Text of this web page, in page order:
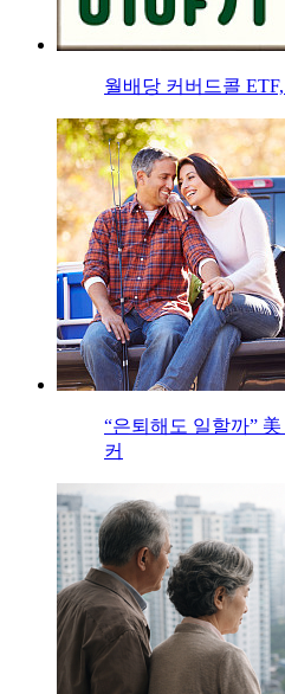
월배당 커버드콜
“은퇴해도 일할까”
커